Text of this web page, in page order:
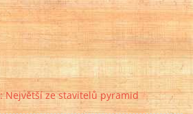
Největší ze stavitelů pyramid